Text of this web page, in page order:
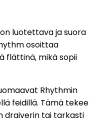
luotettava ja suora
osoittaa
flättinä, mikä sopii
Rhythmin
feidillä. Tämä tekee
draiverin tai tarkasti